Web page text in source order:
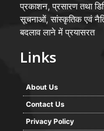
प्रकाशन, प्रसारण तथा
सूचनाओं, सांस्कृतिक एवं
बदलाव लाने में प्रयासरत
Links
About Us
Contact Us
Privacy Policy